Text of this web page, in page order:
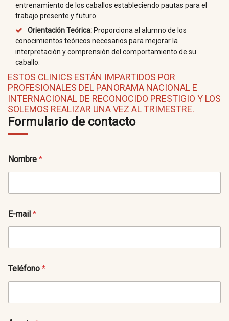
entrenamiento de los caballos estableciendo pautas para el
trabajo presente y futuro.
Orientación Teórica:Proporciona al alumno de los
conocimientos teóricos necesarios para mejorar la
interpretación y comprensión del comportamiento de su
caballo.
ESTOS CLINICS ESTÁN IMPARTIDOS POR
PROFESIONALES DEL PANORAMA NACIONAL E
INTERNACIONAL DE RECONOCIDO PRESTIGIO Y LOS
SOLEMOS REALIZAR UNA VEZ AL TRIMESTRE.
Formulario de contacto
Nombre *
E-mail *
Teléfono *